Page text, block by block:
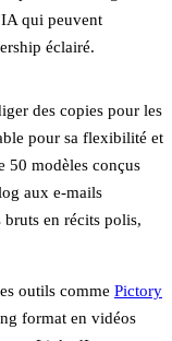
qui peuvent
éclairé.
des copies pour les
pour sa flexibilité et
50 modèles conçus
aux e-mails
bruts en récits polis,
outils comme Pictory
format en vidéos